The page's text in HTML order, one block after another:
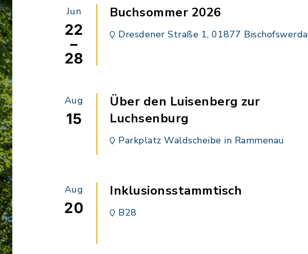
Jun
22
–
28
Buchsommer 2026
Dresdener Straße 1, 01877 Bischofswerda
Aug
15
Über den Luisenberg zur
Luchsenburg
Parkplatz Waldscheibe in Rammenau
Aug
20
Inklusionsstammtisch
B28